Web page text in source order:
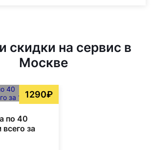
скидки на сервис в
Москве
1290₽
по 40
за